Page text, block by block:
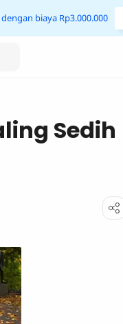
biaya Rp3.000.000
Sedih